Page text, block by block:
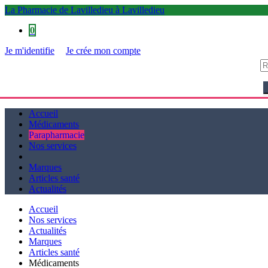
La Pharmacie de Lavilledieu à Lavilledieu
0
Je m'identifie
Je crée mon compte
Accueil
Médicaments
Parapharmacie
Nos services
Marques
Articles santé
Actualités
Accueil
Nos services
Actualités
Marques
Articles santé
Médicaments